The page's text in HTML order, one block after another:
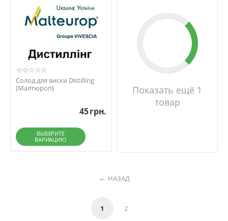
Солод для виски Distilling
(Малтюроп)
45грн.
ВЫБЕРИТЕ
ВАРИАЦИЮ
Показать ещё 1
товар
НАЗАД
1 2